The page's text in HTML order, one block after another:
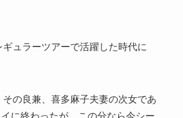
ュラーツアーで活躍した時代に
の良兼、喜多麻子夫妻の次女であ
に終わったが、この分なら今シー